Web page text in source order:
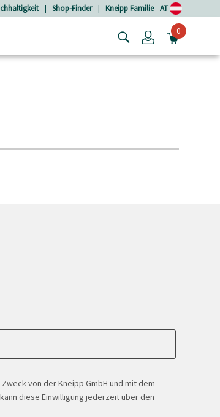
| Shop-Finder | Kneipp Familie AT
Login0
von der Kneipp GmbH und mit dem
diese Einwilligung jederzeit über den